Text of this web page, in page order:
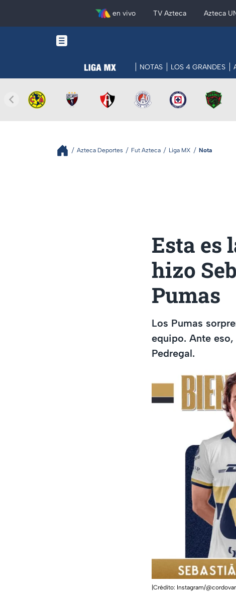
en vivo TV Azteca Azteca
NOTAS LOS 4 GRANDES
Azteca Deportes Fut Azteca Liga MX Nota
Esta es
hizo
Pumas
Los Pumas
equipo. Ante
Pedregal.
|Crédito: Instagram/